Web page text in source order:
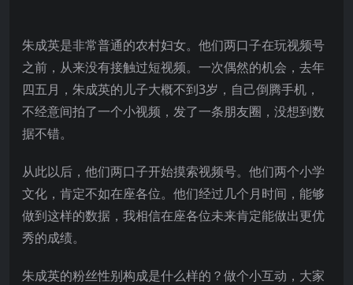
朱成英是非常普通的农村妇女。他们两口子在玩视频号
之前，从来没有接触过短视频。一次偶然的机会，去年
四五月，朱成英的儿子大概不到3岁，自己倒腾手机，
不经意间拍了一个小视频，发了一条朋友圈，没想到数
据不错。
从此以后，他们两口子开始摸索视频号。他们两个小学
文化，肯定不如在座各位。他们经过几个月时间，能够
做到这样的数据，我相信在座各位未来肯定能做出更优
秀的成绩。
朱成英的粉丝性别构成是什么样的？做个小互动，大家